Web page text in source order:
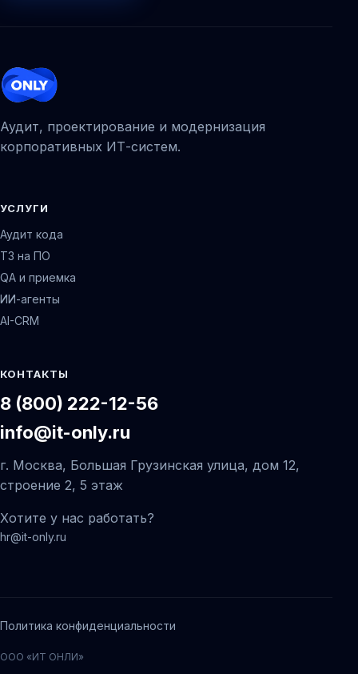
Аудит, проектирование и модернизация
корпоративных ИТ-систем.
УСЛУГИ
Аудит кода
ТЗ на ПО
QA и приемка
ИИ-агенты
AI-CRM
КОНТАКТЫ
8 (800) 222-12-56
info@it-only.ru
г. Москва, Большая Грузинская улица, дом 12,
строение 2, 5 этаж
Хотите у нас работать?
hr@it-only.ru
Политика конфиденциальности
ООО «ИТ ОНЛИ»